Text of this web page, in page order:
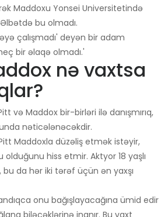
Maddoxu Yonsei Universitetində
bu olmadı.
çalışmadı' deyən bir adam
bir əlaqə olmadı.'
nə vaxtsa
və Maddox bir-birləri ilə danışmırıq,
nəticələnəcəkdir.
Maddoxla düzəliş etmək istəyir,
olduğunu hiss etmir. Aktyor 18 yaşlı
da hər iki tərəf üçün ən yaxşı
onu bağışlayacağına ümid edir
biləcəklərinə inanır. Bu vaxt